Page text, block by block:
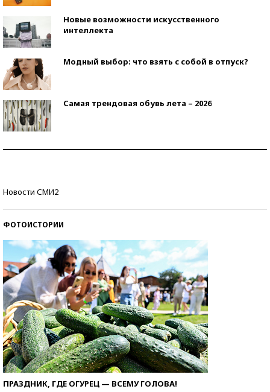
Новые возможности искусственного
интеллекта
Модный выбор: что взять с собой в отпуск?
Самая трендовая обувь лета – 2026
Новости СМИ2
ФОТОИСТОРИИ
ПРАЗДНИК, ГДЕ ОГУРЕЦ — ВСЕМУ ГОЛОВА!